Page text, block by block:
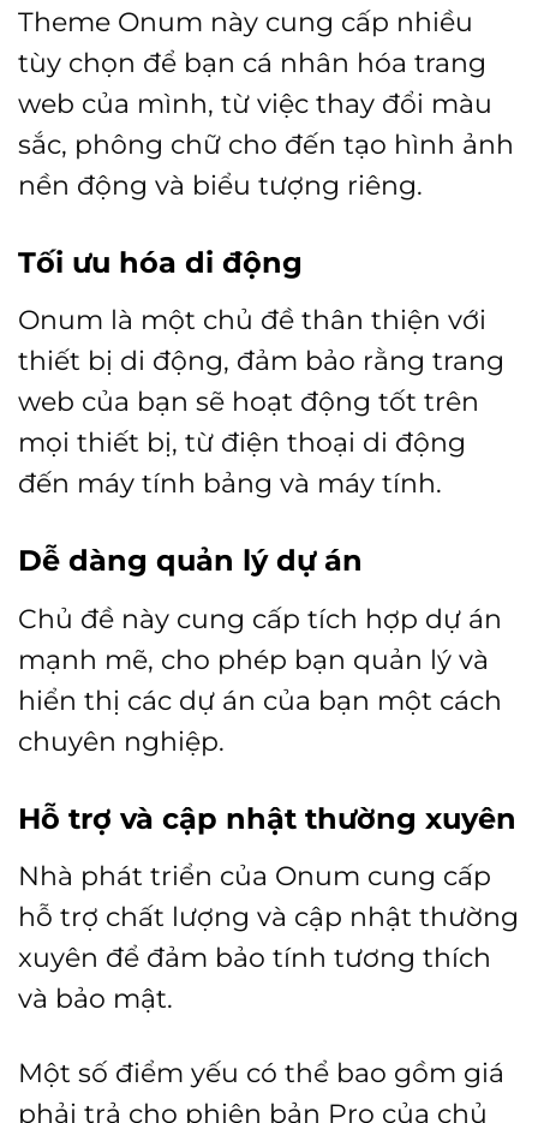
Theme Onum này cung cấp nhiều
tùy chọn để bạn cá nhân hóa trang
web của mình, từ việc thay đổi màu
sắc, phông chữ cho đến tạo hình ảnh
nền động và biểu tượng riêng.
Tối ưu hóa di động
Onum là một chủ đề thân thiện với
thiết bị di động, đảm bảo rằng trang
web của bạn sẽ hoạt động tốt trên
mọi thiết bị, từ điện thoại di động
đến máy tính bảng và máy tính.
Dễ dàng quản lý dự án
Chủ đề này cung cấp tích hợp dự án
mạnh mẽ, cho phép bạn quản lý và
hiển thị các dự án của bạn một cách
chuyên nghiệp.
Hỗ trợ và cập nhật thường xuyên
Nhà phát triển của Onum cung cấp
hỗ trợ chất lượng và cập nhật thường
xuyên để đảm bảo tính tương thích
và bảo mật.
Một số điểm yếu có thể bao gồm giá
phải trả cho phiên bản Pro của chủ